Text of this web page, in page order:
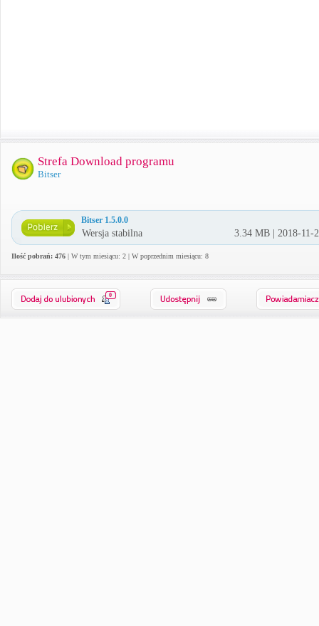
Strefa Download programu
Bitser
Bitser 1.5.0.0
Wersja stabilna 3.34 MB | 2018-11-
Ilość pobrań: 476 | W tym miesiącu: 2 | W poprzednim miesiącu: 8
0